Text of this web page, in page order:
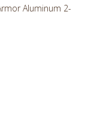
Aluminum 2-